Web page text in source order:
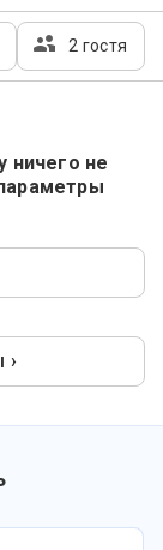
2 гостя
ничего не
›